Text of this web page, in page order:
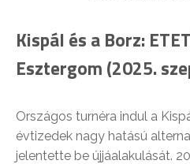
Kispál és a Borz:
Esztergom (2025.
Országos turnéra indul a
évtizedek nagy hatású
jelentette be újjáalakulását.